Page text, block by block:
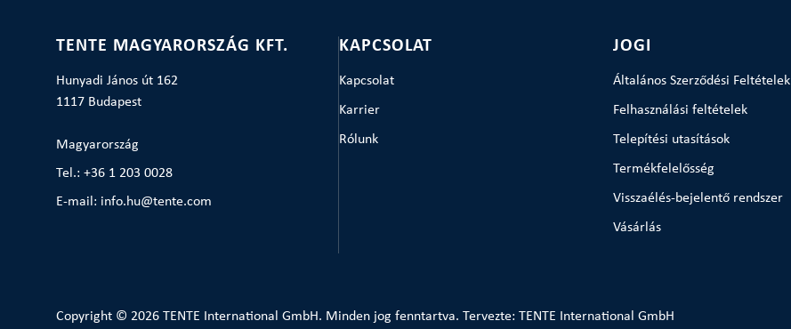
TENTE MAGYARORSZÁG KFT.
Hunyadi János út 162
1117 Budapest
Magyarország
Tel.: +36 1 203 0028
E-mail: info.hu@tente.com
KAPCSOLAT
Kapcsolat
Karrier
Rólunk
JOGI
Általános Szerződési Feltételek
Felhasználási feltételek
Telepítési utasítások
Termékfelelősség
Visszaélés-bejelentő rendszer
Vásárlás
Copyright © 2026 TENTE International GmbH. Minden jog fenntartva. Tervezte: TENTE International GmbH